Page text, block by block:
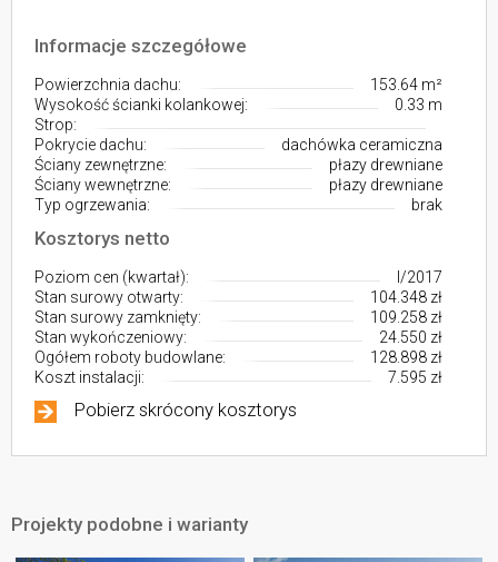
Informacje szczegółowe
Powierzchnia dachu:
153.64 m²
Wysokość ścianki kolankowej:
0.33 m
Strop:
Pokrycie dachu:
dachówka ceramiczna
Ściany zewnętrzne:
płazy drewniane
Ściany wewnętrzne:
płazy drewniane
Typ ogrzewania:
brak
Kosztorys netto
Poziom cen (kwartał):
I/2017
Stan surowy otwarty:
104.348 zł
Stan surowy zamknięty:
109.258 zł
Stan wykończeniowy:
24.550 zł
Ogółem roboty budowlane:
128.898 zł
Koszt instalacji:
7.595 zł
Pobierz skrócony kosztorys
Projekty podobne i warianty